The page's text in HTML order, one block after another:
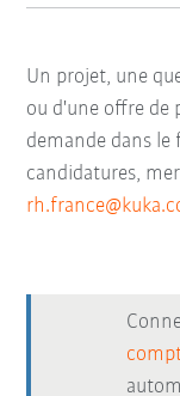
Un projet, une
ou d'une offre de
demande dans le
candidatures,